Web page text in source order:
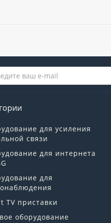
для усиления
связи
для интернета
для
TV приставки
оборудование